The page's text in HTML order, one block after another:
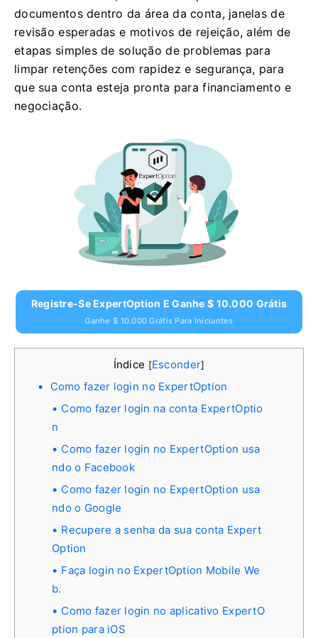
documentos dentro da área da conta, janelas de
revisão esperadas e motivos de rejeição, além de
etapas simples de solução de problemas para
limpar retenções com rapidez e segurança, para
que sua conta esteja pronta para financiamento e
negociação.
Registre-Se ExpertOption E Ganhe $ 10.000 Grátis
Ganhe $ 10.000 Grátis Para Iniciantes
Índice [Esconder]
Como fazer login no ExpertOption
Como fazer login na conta ExpertOptio
n
Como fazer login no ExpertOption usa
ndo o Facebook
Como fazer login no ExpertOption usa
ndo o Google
Recupere a senha da sua conta Expert
Option
Faça login no ExpertOption Mobile We
b.
Como fazer login no aplicativo ExpertO
ption para iOS